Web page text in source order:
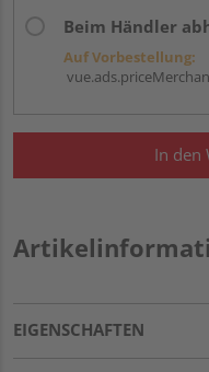
Beim Händler
Auf Vorbestellung:
In den
EIGENSCHAFTEN